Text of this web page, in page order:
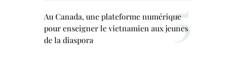
Au Canada, une plateforme numérique
pour enseigner le vietnamien aux jeunes
de la diaspora